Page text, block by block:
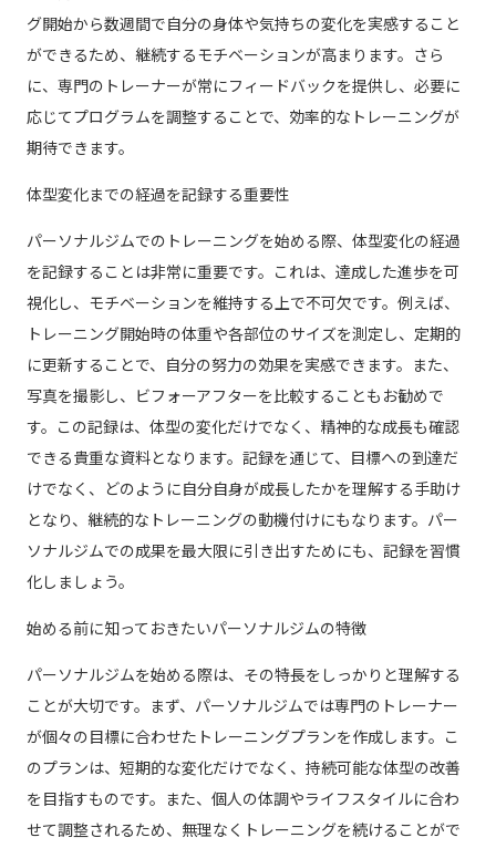
グ開始から数週間で自分の身体や気持ちの変化を実感すること
ができるため、継続するモチベーションが高まります。さら
に、専門のトレーナーが常にフィードバックを提供し、必要に
応じてプログラムを調整することで、効率的なトレーニングが
期待できます。
体型変化までの経過を記録する重要性
パーソナルジムでのトレーニングを始める際、体型変化の経過
を記録することは非常に重要です。これは、達成した進歩を可
視化し、モチベーションを維持する上で不可欠です。例えば、
トレーニング開始時の体重や各部位のサイズを測定し、定期的
に更新することで、自分の努力の効果を実感できます。また、
写真を撮影し、ビフォーアフターを比較することもお勧めで
す。この記録は、体型の変化だけでなく、精神的な成長も確認
できる貴重な資料となります。記録を通じて、目標への到達だ
けでなく、どのように自分自身が成長したかを理解する手助け
となり、継続的なトレーニングの動機付けにもなります。パー
ソナルジムでの成果を最大限に引き出すためにも、記録を習慣
化しましょう。
始める前に知っておきたいパーソナルジムの特徴
パーソナルジムを始める際は、その特長をしっかりと理解する
ことが大切です。まず、パーソナルジムでは専門のトレーナー
が個々の目標に合わせたトレーニングプランを作成します。こ
のプランは、短期的な変化だけでなく、持続可能な体型の改善
を目指すものです。また、個人の体調やライフスタイルに合わ
せて調整されるため、無理なくトレーニングを続けることがで